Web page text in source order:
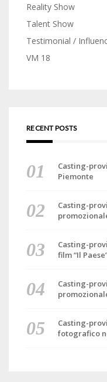
Reality Show
Talent Show
Testimonial /
VM 18
RECENT POSTS
Casting-
Piemonte
Casting-
Casting-
film “Il
Casting-
Casting-
fotografico